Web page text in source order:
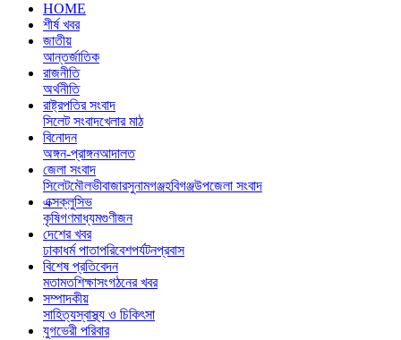
HOME
শীর্ষ খবর
জাতীয়
আন্তর্জাতিক
রাজনীতি
অর্থনীতি
রাষ্ট্রপতির সংবাদ
সিলেট সংবাদখেলার মাঠ
বিনোদন
অঙ্গন-প্রাঙ্গনআদালত
জেলা সংবাদ
সিলেটমৌলভীবাজারসুনামগঞ্জহবিগঞ্জউপজেলা সংবাদ
এক্সক্লুসিভ
কৃষিগণমাধ্যমগুণীজন
দেশের খবর
ঢাকাধর্ম পাতাপরিবেশপর্যটনপ্রবাস
বিশেষ প্রতিবেদন
মতামতশিক্ষাসংগঠনের খবর
সম্পাদকীয়
সাহিত্যস্বাস্থ্য ও চিকিৎসা
যুগভেরী পরিবার